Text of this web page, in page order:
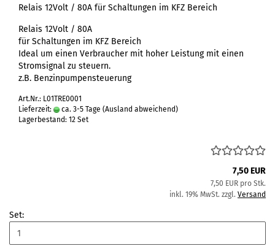
Relais 12Volt / 80A für Schaltungen im KFZ Bereich
Relais 12Volt / 80A
für Schaltungen im KFZ Bereich
Ideal um einen Verbraucher mit hoher Leistung mit einen
Stromsignal zu steuern.
z.B. Benzinpumpensteuerung
Art.Nr.: L01TRE0001
Lieferzeit:
ca. 3-5 Tage (Ausland abweichend)
Lagerbestand: 12 Set
7,50 EUR
7,50 EUR pro Stk.
inkl. 19% MwSt. zzgl. Versand
Set: